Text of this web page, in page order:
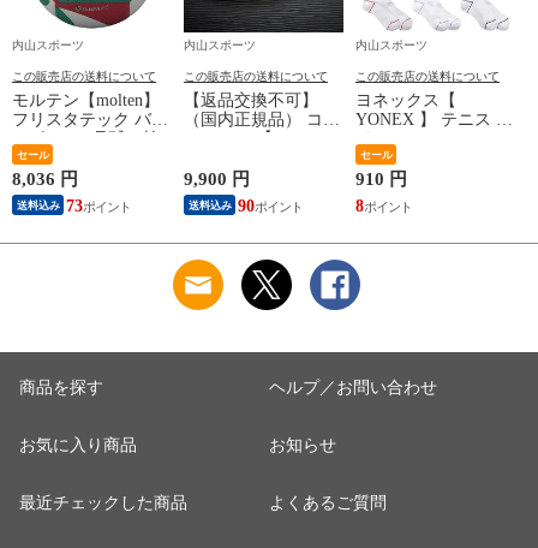
内山スポーツ
この販売店の送料について
モルテン【molten】
フリスタテック バレ
定球）2026年継続モ
デル【国際公認球
V5M5000 ネーム加工
できません】【翌日
セール
8,036 円
送料込み 73
内山スポーツ
この販売店の送料について
【返品交換不可】
（国内正規品） コラ
トッテ ネックレス
CREST ABAAS 【
ABAAS5 磁気ネック
メンズ レディース
】【翌日配達対象】
[自社]
9,900 円
送料込み 90
内山スポーツ
この販売店の送料について
ヨネックス【
YONEX 】 テニス バ
ス アンクルソックス
2026年春夏モデル【
29260 スポーツソッ
クス 靴下 くつした
セール
910 円
8
商品を探す
お気に入り商品
最近チェックした商品
ヘルプ／お問い合わせ
お知らせ
よくあるご質問